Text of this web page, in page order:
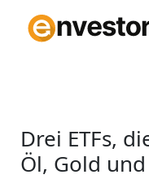
Inhalt
springen
Drei ETFs,
Öl, Gold